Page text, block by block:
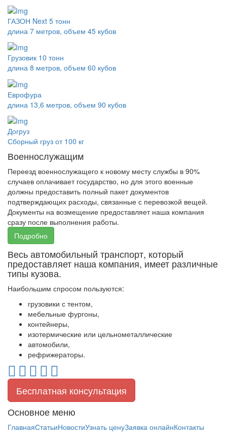
ГАЗОН Next 5 тонн
длина 7 метров, объем 45 кубов
Грузовик 10 тонн
длина 8 метров, объем 60 кубов
Еврофура
длина 13,6 метров, объем 90 кубов
Догруз
Сборный груз от 100 кг
Военнослужащим
Переезд военнослужащего к новому месту службы в 90%
случаев оплачивает государство, но для этого военные
должны предоставить полный пакет документов
подтверждающих расходы, связанные с перевозкой вещей.
Документы на возмещение предоставляет наша компания
сразу после выполнения работы.
Подробно
Весь автомобильный транспорт, который
предоставляет наша компания, имеет различные
типы кузова.
Наибольшим спросом пользуются:
грузовики с тентом,
мебельные фургоны,
контейнеры,
изотермические или цельнометаллические
автомобили,
рефрижераторы.
Бесплатная консультация
Основное меню
ГлавнаяСтатьиНовостиУзнать ценуЗаявка онлайнКонтакты